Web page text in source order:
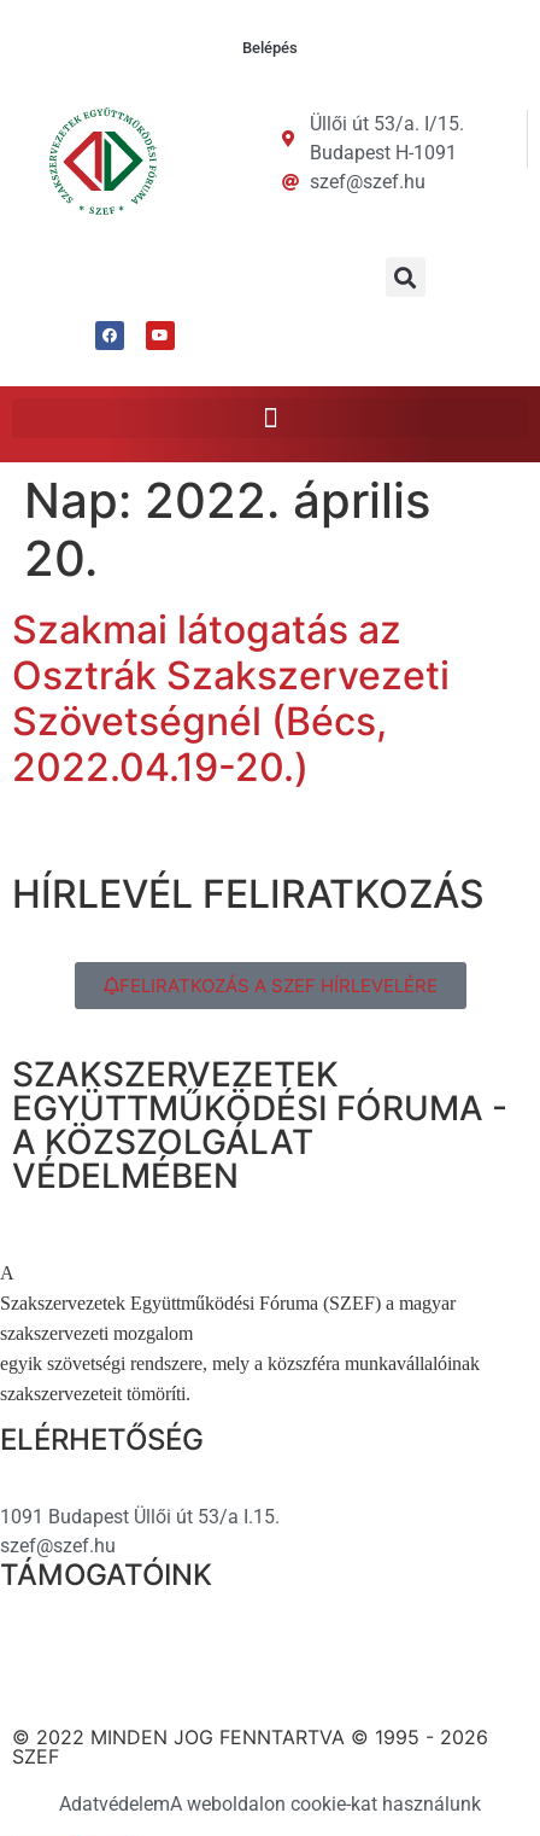
Belépés
Üllői út 53/a. I/15.
Budapest H-1091
szef@szef.hu
Nap: 2022. április
20.
Szakmai látogatás az
Osztrák Szakszervezeti
Szövetségnél (Bécs,
2022.04.19-20.)
HÍRLEVÉL FELIRATKOZÁS
FELIRATKOZÁS A SZEF HÍRLEVELÉRE
SZAKSZERVEZETEK
EGYÜTTMŰKÖDÉSI FÓRUMA -
A KÖZSZOLGÁLAT
VÉDELMÉBEN
A
Szakszervezetek Együttműködési Fóruma (SZEF) a magyar
szakszervezeti mozgalom
egyik szövetségi rendszere, mely a közszféra munkavállalóinak
szakszervezeteit tömöríti.
ELÉRHETŐSÉG
1091 Budapest Üllői út 53/a I.15.
szef@szef.hu
TÁMOGATÓINK
© 2022 MINDEN JOG FENNTARTVA © 1995 - 2026
SZEF
AdatvédelemA weboldalon cookie-kat használunk